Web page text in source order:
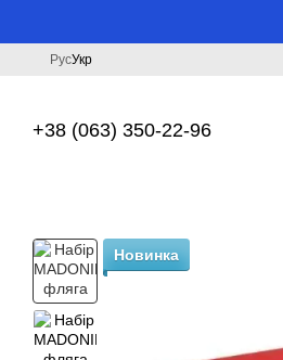
РусУкр
+38 (063) 350-22-96
Новинка